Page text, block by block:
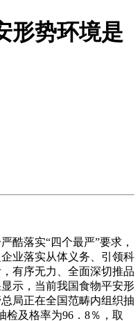
形势环境是
落实“四个最严”要求，
业落实从体义务、引领科
有序无力、全面深切推品
示，当前我国食物平安形
局正在全国范畴内组织抽
检及格率为96．8％，取